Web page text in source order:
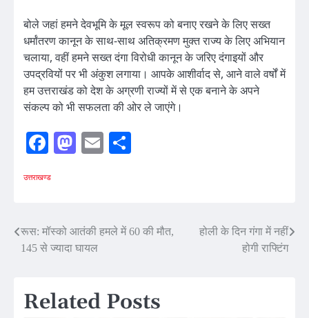
बोले जहां हमने देवभूमि के मूल स्वरूप को बनाए रखने के लिए सख्त
धर्मांतरण कानून के साथ-साथ अतिक्रमण मुक्त राज्य के लिए अभियान
चलाया, वहीं हमने सख्त दंगा विरोधी कानून के जरिए दंगाइयों और
उपद्रवियों पर भी अंकुश लगाया। आपके आशीर्वाद से, आने वाले वर्षों में
हम उत्तराखंड को देश के अग्रणी राज्यों में से एक बनाने के अपने
संकल्प को भी सफलता की ओर ले जाएंगे।
Facebook
Mastodon
Email
उत्तराखण्ड
Post
रूस: मॉस्को आतंकी हमले में 60 की मौत,
145 से ज्यादा घायल
होली के दिन गंगा में नहीं
होगी राफ्टिंग
Related Posts